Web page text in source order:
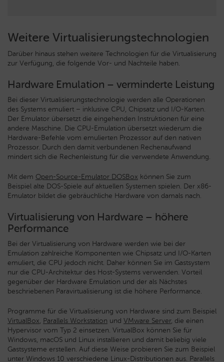
Weitere Virtualisierungstechnologien
Darüber hinaus stehen weitere Technologien für die Virtualisierung
zur Verfügung, die folgende Vor- und Nachteile haben.
Hardware Emulation – verminderte Leistung
Bei dieser Virtualisierungstechnologie werden alle Operationen
des Systems emuliert – inklusive CPU, Chipsatz und I/O-Karten.
Der Emulator übersetzt die eingehenden Instruktionen für eine
andere Maschine. Die CPU-Emulation übersetzt wiederum die
Hardware-Befehle vom emulierten Prozessor auf den nativen
Prozessor. Durch den damit verbundenen Rechenaufwand
mindert sich die Rechenleistung für die verwendete Anwendung.
Mit dem Open-Source-Emulator DOSBox können Sie zum
Beispiel alte DOS-Spiele auf aktuellen Systemen spielen. Der x86-
Emulator bildet die gebräuchliche Hardware von damals nach.
Virtualisierung von Hardware – höhere
Performance
Bei der Virtualisierung von Hardware werden wie bei der
Emulation zahlreiche Komponenten wie Chipsatz und I/O-Karten
emuliert, die CPU jedoch nicht. Daher können Sie im Gastsystem
nur die CPU-Architektur des Host-Systems verwenden. Vorteil
gegenüber der Hardware Emulation und der als Nächstes
beschriebenen Paravirtualisierung ist die höhere Performance.
Programme für die Virtualisierung von Hardware sind zum Beispiel
VirtualBox, Parallels Workstation und VMware Server, die einen
Hypervisor vom Typ 2 einsetzen. VirtualBox können Sie für
Windows, macOS und Linux installieren und damit beliebig viele
Gastsysteme erstellen. Auf diese Weise probieren Sie zum Beispiel
unter Windows 10 verschiedene Linux-Distributionen aus. Parallels